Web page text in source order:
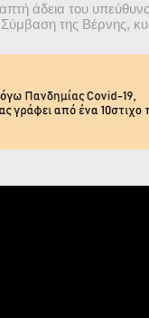
άδεια του
Σύμβαση της Βέρνης,